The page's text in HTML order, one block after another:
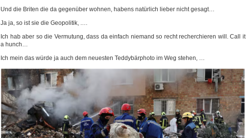
Und die Bri­ten die da gegen­über woh­nen, habens natür­lich lie­ber nicht gesagt…
Ja ja, so ist sie die Geopolitik, .…
Ich hab aber so die Ver­mu­tung, dass da ein­fach nie­mand so recht recher­chie­ren will. Call it
a hunch…
Ich mein das wür­de ja auch dem neu­es­ten Ted­dy­bär­pho­to im Weg stehen, …